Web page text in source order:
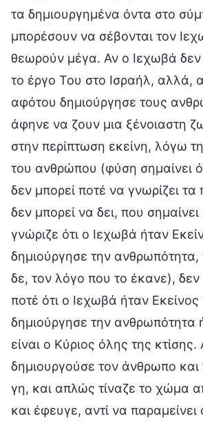
τα δημιουργημένα όντα στο
μπορέσουν να σέβονται τον
θεωρούν μέγα. Αν ο Ιεχωβά δεν
το έργο Του στο Ισραήλ, αλλά,
αφότου δημιούργησε τους
άφηνε να ζουν μια ξένοιαστη
στην περίπτωση εκείνη, λόγω
του ανθρώπου (φύση σημαίνει
δεν μπορεί ποτέ να γνωρίζει
δεν μπορεί να δει, που σημαίνει
γνώριζε ότι ο Ιεχωβά ήταν
δημιούργησε την
δε, τον λόγο που το έκανε), δεν
ποτέ ότι ο Ιεχωβά ήταν Εκείνος
δημιούργησε την ανθρωπότητα
είναι ο Κύριος όλης της
δημιουργούσε τον άνθρωπο και
γη, και απλώς τίναζε το χώμα
και έφευγε, αντί να